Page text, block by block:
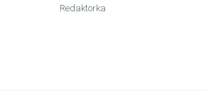
Redaktorka